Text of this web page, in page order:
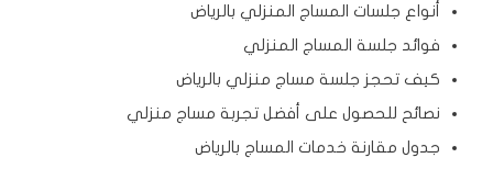
أنواع جلسات المساج المنزلي بالرياض
فوائد جلسة المساج المنزلي
كيف تحجز جلسة مساج منزلي بالرياض
نصائح للحصول على أفضل تجربة مساج منزلي
جدول مقارنة خدمات المساج بالرياض